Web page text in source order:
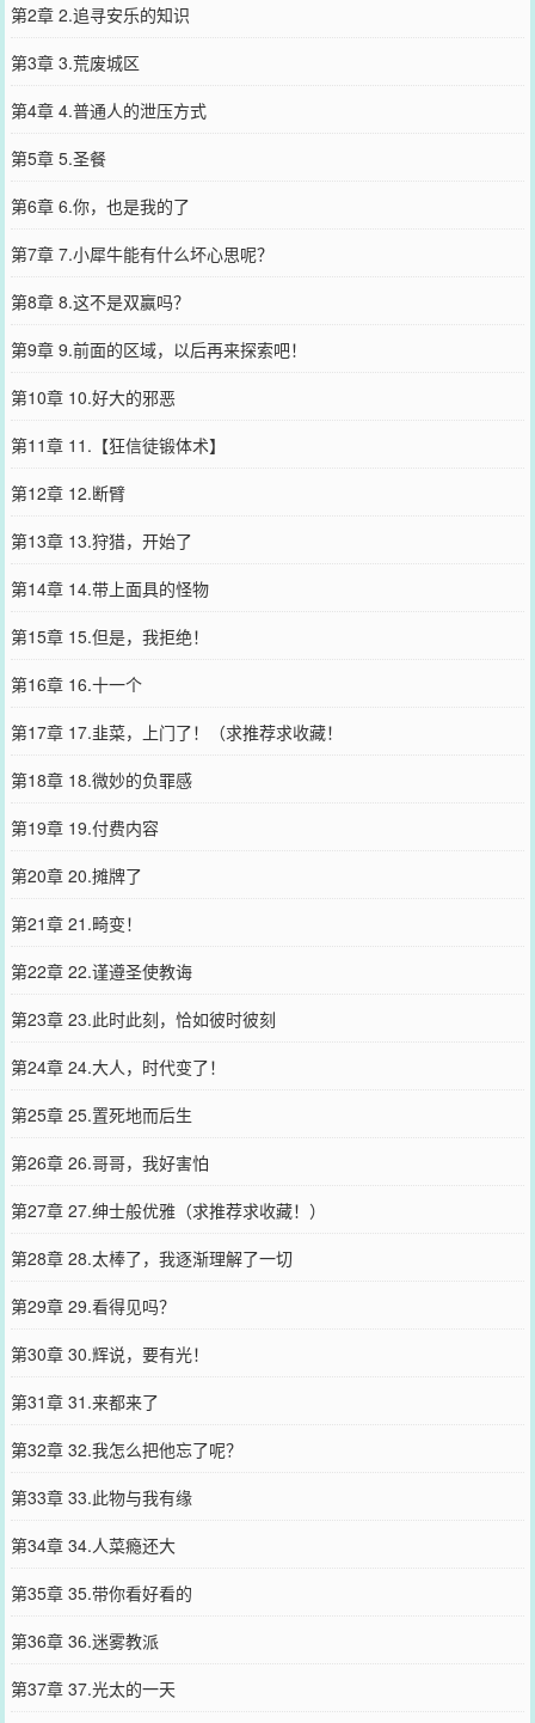
第2章 2.追寻安乐的知识
第3章 3.荒废城区
第4章 4.普通人的泄压方式
第5章 5.圣餐
第6章 6.你，也是我的了
第7章 7.小犀牛能有什么坏心思呢？
第8章 8.这不是双赢吗？
第9章 9.前面的区域，以后再来探索吧！
第10章 10.好大的邪恶
第11章 11.【狂信徒锻体术】
第12章 12.断臂
第13章 13.狩猎，开始了
第14章 14.带上面具的怪物
第15章 15.但是，我拒绝！
第16章 16.十一个
第17章 17.韭菜，上门了！（求推荐求收藏！
第18章 18.微妙的负罪感
第19章 19.付费内容
第20章 20.摊牌了
第21章 21.畸变！
第22章 22.谨遵圣使教诲
第23章 23.此时此刻，恰如彼时彼刻
第24章 24.大人，时代变了！
第25章 25.置死地而后生
第26章 26.哥哥，我好害怕
第27章 27.绅士般优雅（求推荐求收藏！）
第28章 28.太棒了，我逐渐理解了一切
第29章 29.看得见吗？
第30章 30.辉说，要有光！
第31章 31.来都来了
第32章 32.我怎么把他忘了呢？
第33章 33.此物与我有缘
第34章 34.人菜瘾还大
第35章 35.带你看好看的
第36章 36.迷雾教派
第37章 37.光太的一天